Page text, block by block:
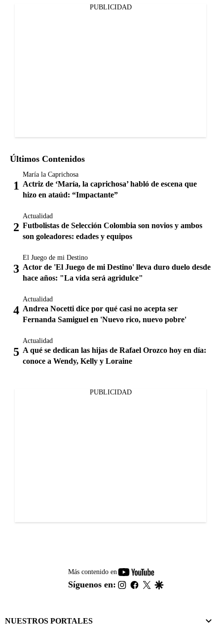
PUBLICIDAD
Últimos Contenidos
María la Caprichosa
Actriz de ‘María, la caprichosa’ habló de escena que
hizo en ataúd: “Impactante”
Actualidad
Futbolistas de Selección Colombia son novios y ambos
son goleadores: edades y equipos
El Juego de mi Destino
Actor de 'El Juego de mi Destino' lleva duro duelo desde
hace años: "La vida será agridulce"
Actualidad
Andrea Nocetti dice por qué casi no acepta ser
Fernanda Samiguel en 'Nuevo rico, nuevo pobre'
Actualidad
A qué se dedican las hijas de Rafael Orozco hoy en día:
conoce a Wendy, Kelly y Loraine
PUBLICIDAD
Más contenido en
youtube-
footer
Síguenos en: instagram
facebook
twitter
NUESTROS PORTALES